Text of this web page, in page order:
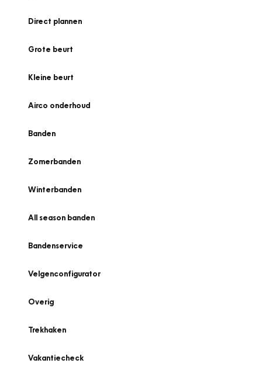
Direct plannen
Grote beurt
Kleine beurt
Airco onderhoud
Banden
Zomerbanden
Winterbanden
All season banden
Bandenservice
Velgenconfigurator
Overig
Trekhaken
Vakantiecheck